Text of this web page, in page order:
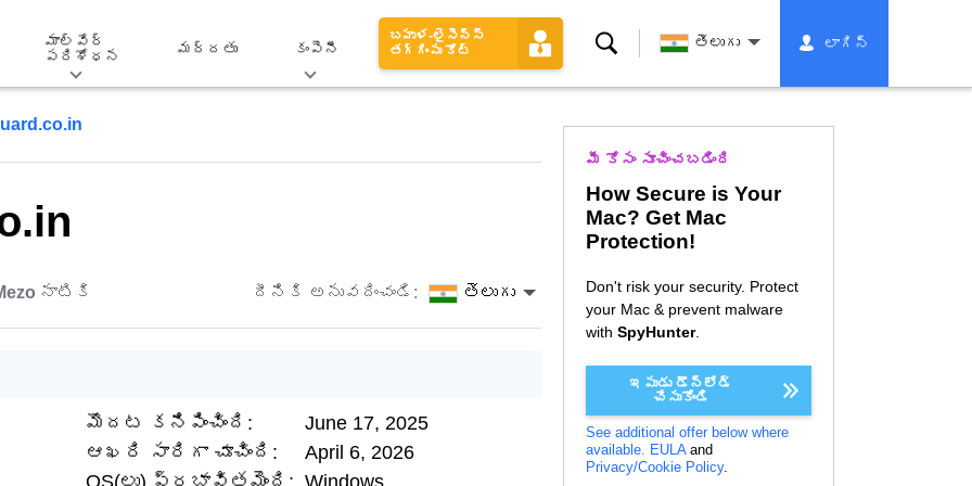
మాల్వేర్
పరిశోధన
మద్దతు కంపెనీ
బహుళ-లైసెన్స్
తగ్గింపు కోట్
శోధన తెలుగు లాగిన్
నాటికి దీనికి అనువదించండి: తెలుగు
మొదట కనిపించింది:
June 17, 2025
ఆఖరి సారిగా చూచింది:
April 6, 2026
OS(లు) ప్రభావితమైంది: Windows
మీ కోసం సూచించబడింది
How Secure is Your
Mac? Get Mac
Protection!
Don't risk your security. Protect
your Mac & prevent malware
with SpyHunter.
ఇపుడు డౌన్లోడ్
చేసుకోండి
See additional offer below where
available. EULAand
Privacy/Cookie Policy.